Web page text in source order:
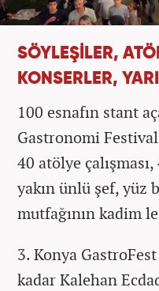
SÖYLEŞİLER,
KONSERLER,
100 esnafın stant
Gastronomi
40 atölye
yakın ünlü şef, yüz
mutfağının kadim
3. Konya
kadar Kalehan